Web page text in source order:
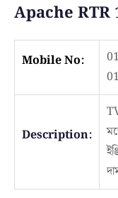
Apache
Mobile No:
Description: